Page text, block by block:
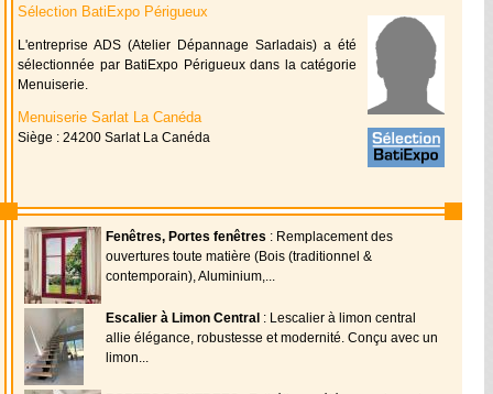
Sélection BatiExpo Périgueux
L'entreprise ADS (Atelier Dépannage Sarladais) a été
sélectionnée par BatiExpo Périgueux dans la catégorie
Menuiserie.
Menuiserie Sarlat La Canéda
Siège : 24200 Sarlat La Canéda
Fenêtres, Portes fenêtres : Remplacement des
ouvertures toute matière (Bois (traditionnel &
contemporain), Aluminium,...
Escalier à Limon Central : Lescalier à limon central
allie élégance, robustesse et modernité. Conçu avec un
limon...